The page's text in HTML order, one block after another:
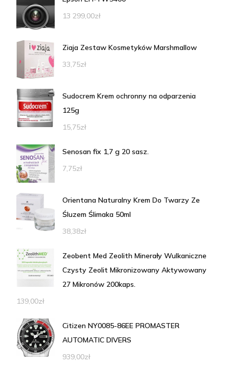
13 299,00zł
Ziaja Zestaw Kosmetyków Marshmallow
33,75zł
Sudocrem Krem ochronny na odparzenia
125g
15,75zł
Senosan fix 1,7 g 20 sasz.
7,75zł
Orientana Naturalny Krem Do Twarzy Ze
Śluzem Ślimaka 50ml
38,38zł
Zeobent Med Zeolith Minerały Wulkaniczne
Czysty Zeolit Mikronizowany Aktywowany
27 Mikronów 200kaps.
139,00zł
Citizen NY0085-86EE PROMASTER
AUTOMATIC DIVERS
939,00zł